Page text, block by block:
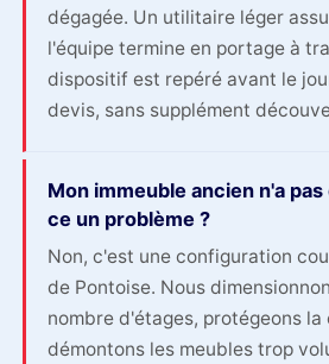
dégagée. Un utilitaire léger
l'équipe termine en portage à
dispositif est repéré avant le
devis, sans supplément
Mon immeuble ancien n'a
ce un problème ?
Non, c'est une configuration
de Pontoise. Nous
nombre d'étages, protégeons
démontons les meubles trop